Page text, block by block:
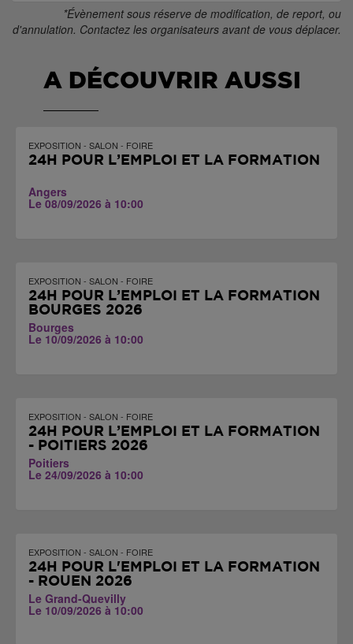
*Évènement sous réserve de modification, de report, ou
d'annulation. Contactez les organisateurs avant de vous déplacer.
A DÉCOUVRIR AUSSI
EXPOSITION - SALON - FOIRE
24H POUR L’EMPLOI ET LA FORMATION
Angers
Le 08/09/2026 à 10:00
EXPOSITION - SALON - FOIRE
24H POUR L’EMPLOI ET LA FORMATION
BOURGES 2026
Bourges
Le 10/09/2026 à 10:00
EXPOSITION - SALON - FOIRE
24H POUR L’EMPLOI ET LA FORMATION
- POITIERS 2026
Poitiers
Le 24/09/2026 à 10:00
EXPOSITION - SALON - FOIRE
24H POUR L'EMPLOI ET LA FORMATION
- ROUEN 2026
Le Grand-Quevilly
Le 10/09/2026 à 10:00